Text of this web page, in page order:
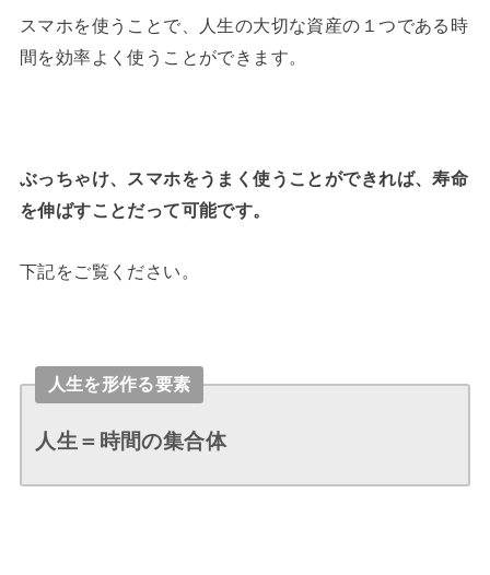
スマホを使うことで、人生の大切な資産の１つである時
間を効率よく使うことができます。
ぶっちゃけ、スマホをうまく使うことができれば、寿命
を伸ばすことだって可能です。
下記をご覧ください。
人生を形作る要素
人生＝時間の集合体